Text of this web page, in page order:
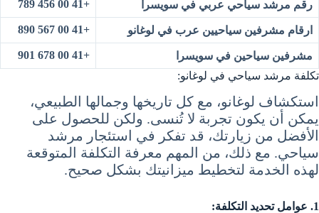
رقم مرشد سياحي عربي في سويسرا +41 00 456 789
ارقام مشرفين سياحيين عرب في لوغانو +41 00 567 890
مشرفين سياحين في سويسرا
+41 00 678 901
تكلفة مرشد سياحي في لوغانو:
استكشاف لوغانو، مع كل تاريخها وجمالها الطبيعي،
يمكن أن يكون تجربة لا تُنسى. ولكن للحصول على
الأفضل من زيارتك، قد تفكر في استئجار مرشد
سياحي. مع ذلك، من المهم معرفة التكلفة المتوقعة
لهذه الخدمة لتخطيط ميزانيتك بشكل صحيح.
1. عوامل تحديد التكلفة: